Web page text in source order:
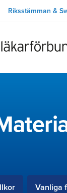
Riksstämman &
Vanliga